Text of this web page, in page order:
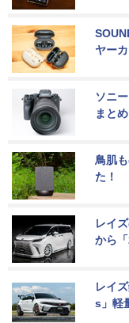
ヤー
ソニ
まとめ
鳥肌
た！
レイ
から
レイ
s」軽